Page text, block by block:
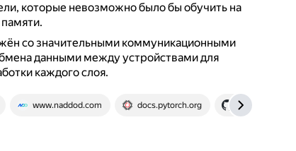
которые невозможно было бы обучить на
со значительными коммуникационными
данными между устройствами для
каждого слоя.
www.naddod.com docs.pytorch.org github.com